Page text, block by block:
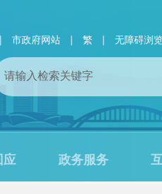
| 市政府网站 | 繁 | 无障碍浏
政务服务